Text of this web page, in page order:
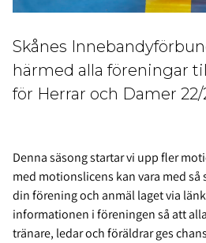
Skånes
härmed alla föreningar
för Herrar och Damer 22/
Denna säsong startar vi upp fler
med motionslicens kan vara med
din förening och anmäl laget via
informationen i föreningen så att
tränare, ledar och föräldrar ges